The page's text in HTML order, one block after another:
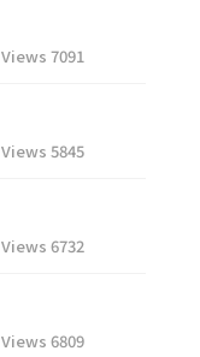
Views 7091
Views 5845
Views 6732
Views 6809